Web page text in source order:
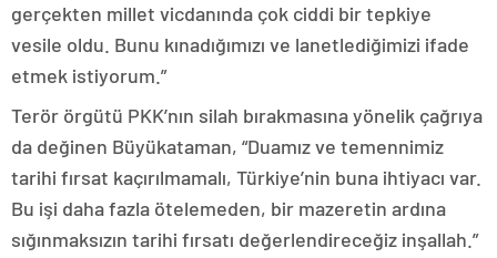
gerçekten millet vicdanında çok ciddi bir tepkiye
vesile oldu. Bunu kınadığımızı ve lanetlediğimizi ifade
etmek istiyorum.”
Terör örgütü PKK’nın silah bırakmasına yönelik çağrıya
da değinen Büyükataman, “Duamız ve temennimiz
tarihi fırsat kaçırılmamalı, Türkiye’nin buna ihtiyacı var.
Bu işi daha fazla ötelemeden, bir mazeretin ardına
sığınmaksızın tarihi fırsatı değerlendireceğiz inşallah.”